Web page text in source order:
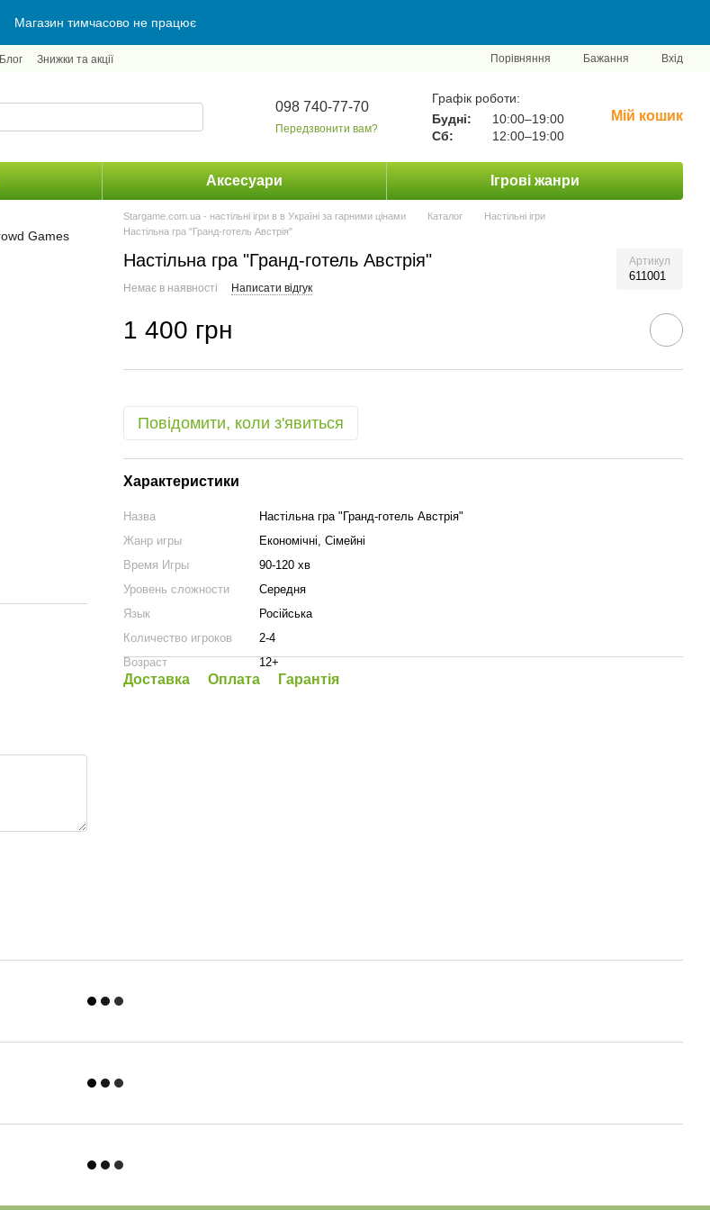
Магазин тимчасово не працює
Блог Знижки та акції Порівняння Бажання Вхід
098 740-77-70
Передзвонити вам?
Графік роботи:
Будні:
10:00–19:00
Сб:
12:00–19:00
Мій кошик
Аксесуари Ігрові жанри
Stargame.com.ua - настільні ігри в в Україні за гарними цінами Каталог
Настільні ігри
Настільна гра "Гранд-готель Австрія"
Настільна гра "Гранд-готель Австрія" Артикул
611001
Немає в наявності Написати відгук
1 400 грн
Повідомити, коли з'явиться
Характеристики
Назва
Настільна гра "Гранд-готель Австрія"
Жанр игры
Економічні, Сімейні
Время Игры
90-120 хв
Уровень сложности
Середня
Язык
Російська
Количество игроков
2-4
Возраст
12+
Доставка Оплата Гарантія